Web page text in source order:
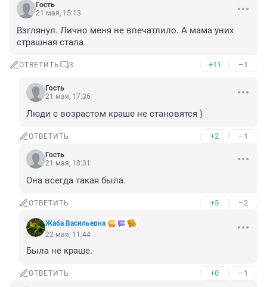
Гость
21 мая, 15:13
Взглянул. Лично меня не впечатлило. А мама уних
страшная стала.
ОТВЕТИТЬ 3 +11 –1
Гость
21 мая, 17:36
Люди с возрастом краше не становятся )
ОТВЕТИТЬ +2 –1
Гость
21 мая, 18:31
Она всегда такая была.
ОТВЕТИТЬ +5 –2
Жаба Васильевна
22 мая, 11:44
Была не краше.
ОТВЕТИТЬ +0 –1